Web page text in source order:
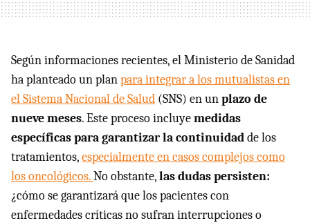
Según informaciones recientes, el Ministerio de Sanidad
ha planteado un planpara integrar a los mutualistas en
el Sistema Nacional de Salud (SNS) en unplazo de
nueve meses. Este proceso incluyemedidas
específicas para garantizar la continuidadde los
tratamientos,especialmente en casos complejos como
los oncológicos.No obstante,las dudas persisten:
¿cómo se garantizará que los pacientes con
enfermedades críticas no sufran interrupciones o